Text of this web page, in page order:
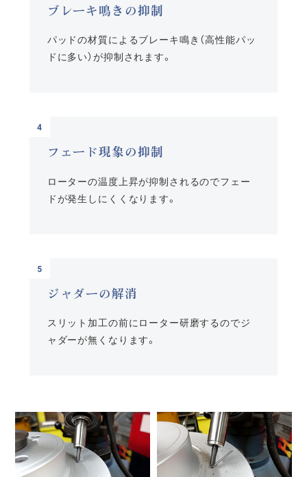
ブレーキ鳴きの抑制
パッドの材質によるブレーキ鳴き（高性能パッ
ドに多い）が抑制されます。
フェード現象の抑制
ローターの温度上昇が抑制されるのでフェー
ドが発生しにくくなります。
ジャダーの解消
スリット加工の前にローター研磨するのでジ
ャダーが無くなります。